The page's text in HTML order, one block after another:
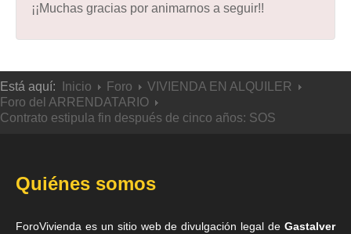
¡¡Muchas gracias por animarnos a seguir!!
Está aquí: Inicio Foro
VIVIENDA EN ALQUILER
Foro del ARRENDATARIO
Contrato estipula fin después de cinco años: SOS
Quiénes somos
ForoVivienda es un sitio web de divulgación legal de Gastalver